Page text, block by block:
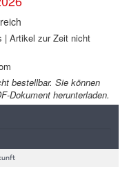
| Artikel zur Zeit nicht
bestellbar. Sie können
Dokument herunterladen.